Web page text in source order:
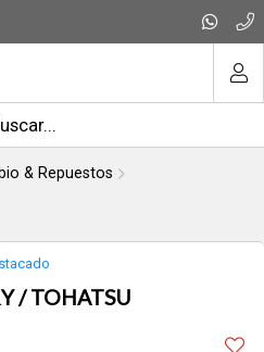
Enviar
& Repuestos
/ TOHATSU